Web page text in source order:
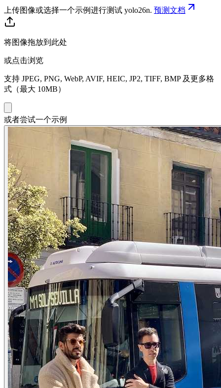
上传图像或选择一个示例进行测试 yolo26n. 预测文档
将图像拖放到此处
或点击浏览
支持 JPEG, PNG, WebP, AVIF, HEIC, JP2, TIFF, BMP 及更多格
式（最大 10MB）
或者尝试一个示例